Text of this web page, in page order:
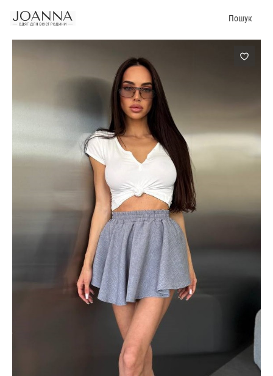
Пошук